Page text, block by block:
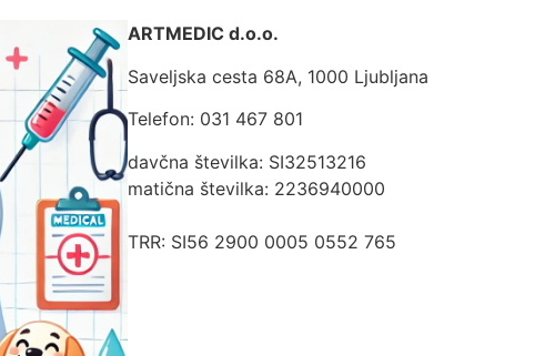
ARTMEDIC d.o.o.
Saveljska cesta 68A, 1000 Ljubljana
Telefon: 031 467 801
davčna številka: SI32513216
matična številka: 2236940000
TRR: SI56 2900 0005 0552 765